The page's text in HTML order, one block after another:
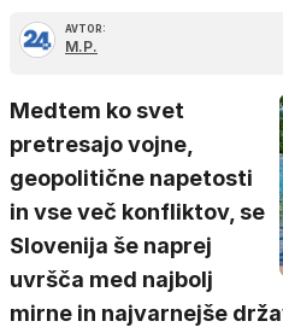
AVTOR:
M.P.
Medtem ko svet
pretresajo vojne,
geopolitične napetosti
in vse več konfliktov, se
Slovenija še naprej
uvršča med najbolj
mirne in najvarnejše